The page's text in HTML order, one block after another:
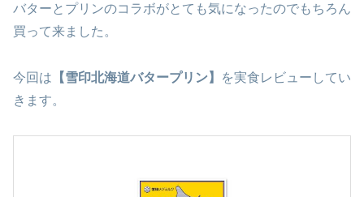
バターとプリンのコラボがとても気になったのでもちろん
買って来ました。
今回は 【雪印北海道バタープリン】
を実食レビューしてい
きます。